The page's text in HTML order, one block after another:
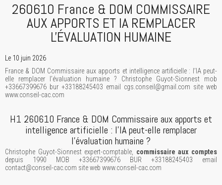
260610 France & DOM COMMISSAIRE
AUX APPORTS ET IA REMPLACER
L'ÉVALUATION HUMAINE
Le 10 juin 2026
France & DOM Commissaire aux apports et intelligence artificielle : l’IA peut-
elle remplacer l’évaluation humaine ? Christophe Guyot-Sionnest mob
+33667399676 bur +33188245403 email cgs.conseil@gmail.com site web
www.conseil-cac.com
H1 260610 France & DOM Commissaire aux apports et
intelligence artificielle : l’IA peut-elle remplacer
l’évaluation humaine ?
Christophe Guyot-Sionnest expert-comptable, commissaire aux comptes
depuis 1990 MOB +33667399676 BUR +33188245403 email
contact@conseil-cac.com site web www.conseil-cac.com